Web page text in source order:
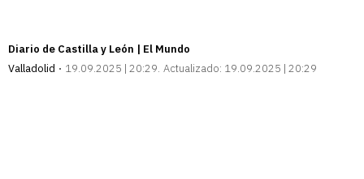
Diario de Castilla y León | El Mundo
Valladolid
19.09.2025 | 20:29 Actualizado: 19.09.2025 | 20:29